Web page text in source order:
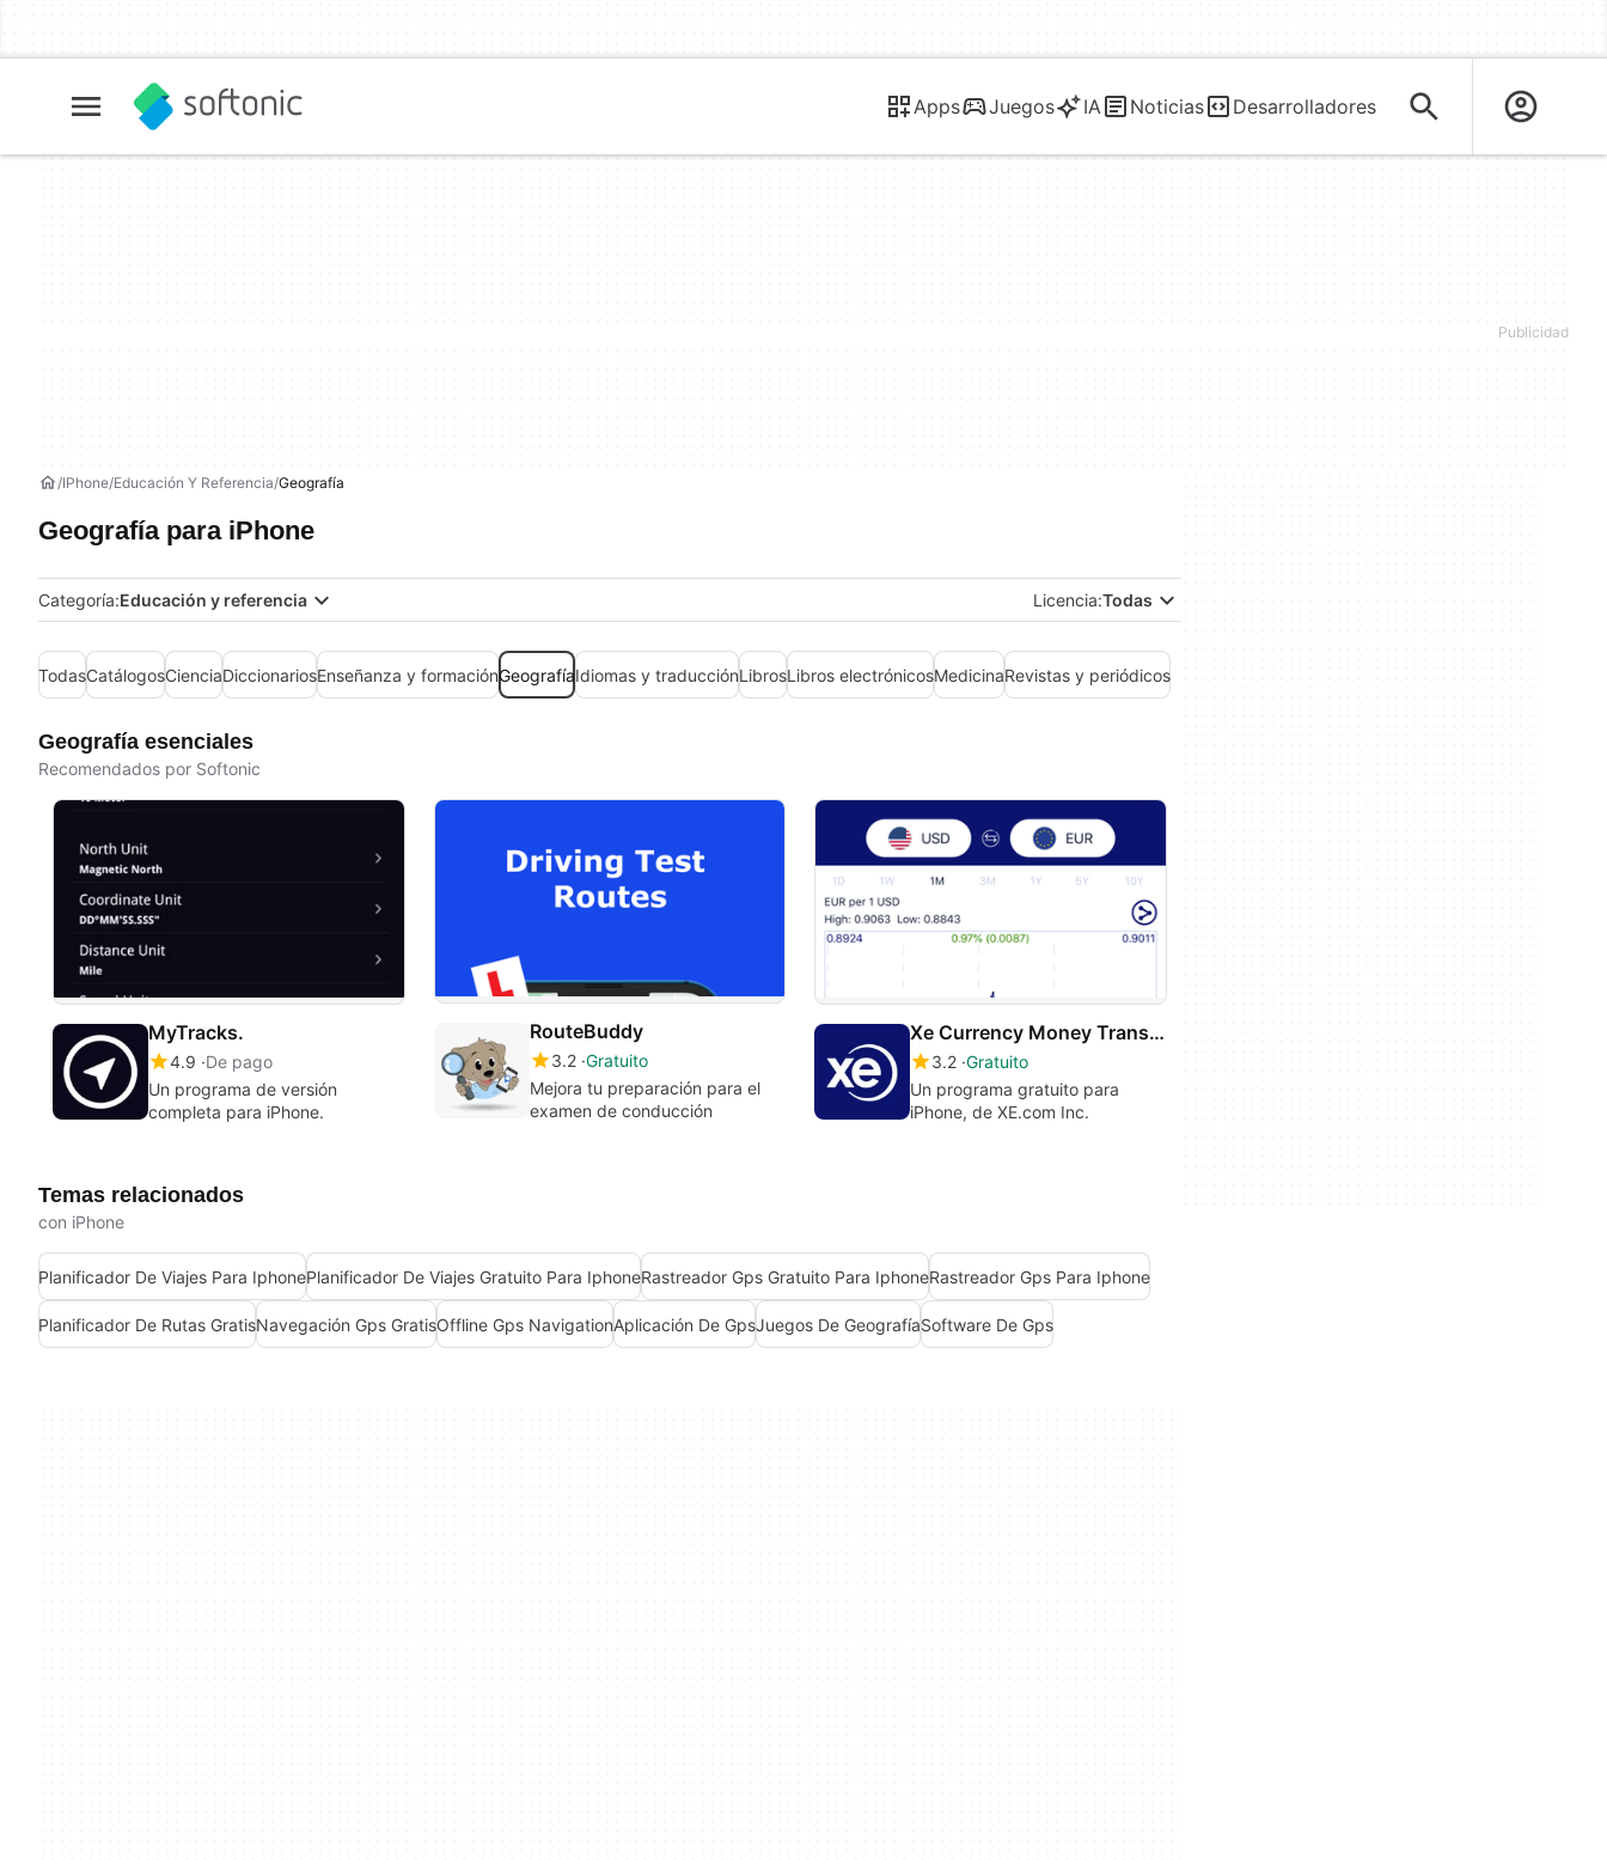
Apps Juegos IA Noticias Desarrolladores
IPhone Educación Y Referencia Geografía
Geografía para iPhone
Categoría:Educación y referencia Licencia:Todas
TodasCatálogosCienciaDiccionariosEnseñanza y formaciónGeografíaIdiomas y traducciónLibrosLibros electrónicosMedicinaRevistas y periódicos
Geografía esenciales
Recomendados por Softonic
MyTracks.
4.9 De pago
Un programa de versión
completa para iPhone.
RouteBuddy
3.2 Gratuito
Mejora tu preparación para el
examen de conducción
Xe Currency Money Transfers
3.2 Gratuito
Un programa gratuito para
iPhone, de XE.com Inc.
Temas relacionados
con iPhone
Planificador De Viajes Para IphonePlanificador De Viajes Gratuito Para IphoneRastreador Gps Gratuito Para IphoneRastreador Gps Para Iphone
Planificador De Rutas GratisNavegación Gps GratisOffline Gps NavigationAplicación De GpsJuegos De GeografíaSoftware De Gps